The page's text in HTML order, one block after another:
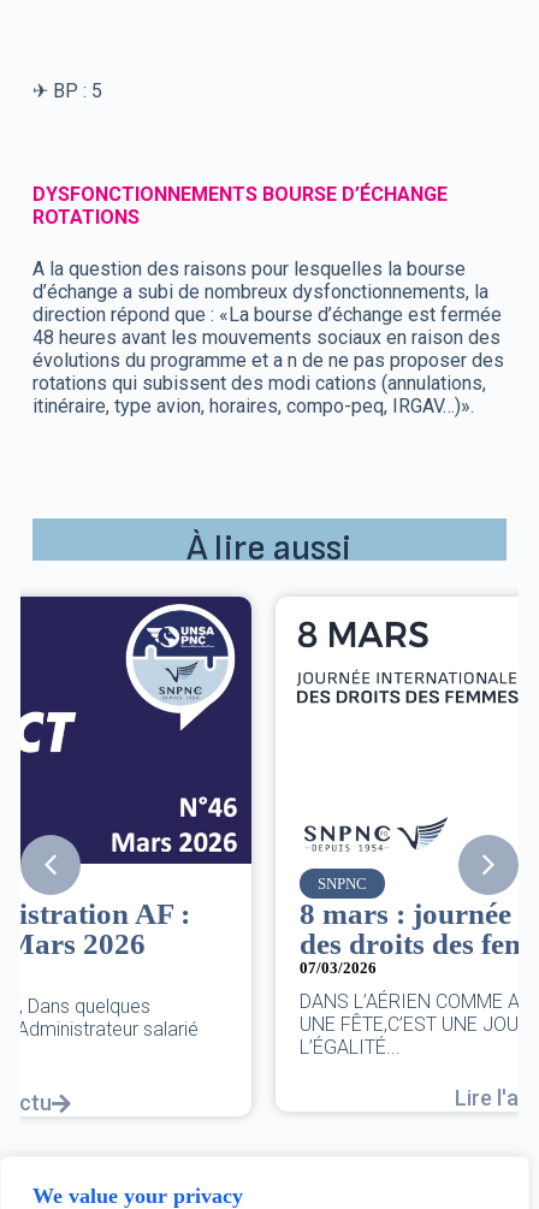
We value your privacy
✈ BP : 5
DYSFONCTIONNEMENTS BOURSE D’ÉCHANGE
ROTATIONS
A la question des raisons pour lesquelles la bourse
d’échange a subi de nombreux dysfonctionnements, la
direction répond que : «La bourse d’échange est fermée
48 heures avant les mouvements sociaux en raison des
évolutions du programme et a n de ne pas proposer des
rotations qui subissent des modi cations (annulations,
itinéraire, type avion, horaires, compo-peq, IRGAV…)».
À lire aussi
SNPNC
8 mars : journée internationale
des droits des femmes
DANS L’AÉRIEN COMME AILLEURS, CE N’EST PAS
UNE FÊTE,C’EST UNE JOURNÉE DE LUTTE POUR